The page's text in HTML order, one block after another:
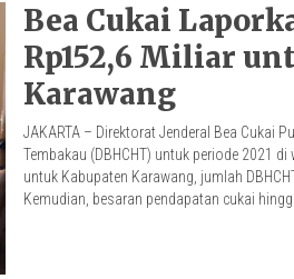
Bea Cukai
Rp152,6 Miliar
Karawang
JAKARTA – Direktorat Jenderal Bea Cukai
Tembakau (DBHCHT) untuk periode 2021
untuk Kabupaten Karawang, jumlah
Kemudian, besaran pendapatan cukai